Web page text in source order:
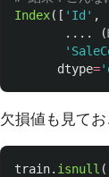
Index([ ' Id ' ,
....
(
'
dtype='
欠損値も見てお
train. isnull